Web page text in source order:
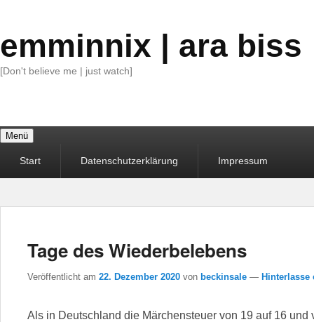
emminnix | ara biss
[Don't believe me | just watch]
Menü
MenüStart Datenschutzerklärung Impressum
Tage des Wiederbelebens
Veröffentlicht am 22. Dezember 2020 von beckinsale — Hinterlasse
Als in Deutschland die Märchensteuer von 19 auf 16 und